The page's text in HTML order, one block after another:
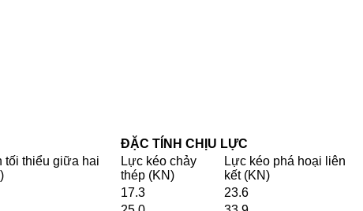
ĐẶC TÍNH CHỊU LỰC
tối thiểu giữa hai
Lực kéo chảy
thép (KN)
Lực kéo phá hoại liên
kết (KN)
17.3
23.6